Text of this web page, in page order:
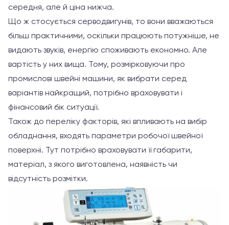
середня, але й ціна нижча.
Що ж стосується серводвигунів, то вони вважаються
більш практичними, оскільки працюють потужніше, не
видають звуків, енергію споживають економно. Але
вартість у них вища. Тому, розмірковуючи про
промислові швейні машини, як вибрати серед
варіантів найкращий, потрібно враховувати і
фінансовий бік ситуації.
Також до переліку факторів, які впливають на вибір
обладнання, входять параметри робочої швейної
поверхні. Тут потрібно враховувати її габарити,
матеріал, з якого виготовлена, наявність чи
відсутність розмітки.